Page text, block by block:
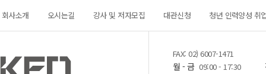
회사소개 오시는길 강사 및 저자모집 대관신청 청년 인력양성 취
FAX: 02) 6007-1471
월 - 금 09:00 - 17:30